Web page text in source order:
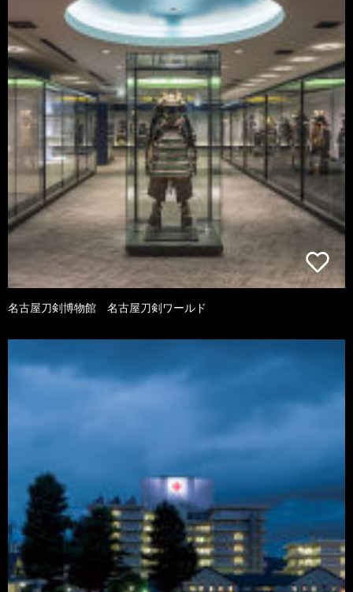
名古屋刀剣博物館 名古屋刀剣ワールド